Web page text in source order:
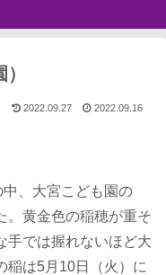
2022.09.27 2022.09.16
、大宮こども園の
。黄金色の稲穂が重そ
手では握れないほど大
稲は5月10日（火）に